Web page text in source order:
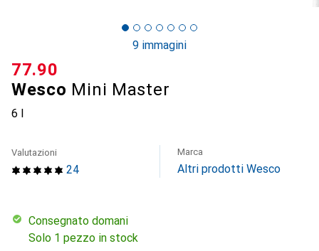
9 immagini
Wesco Mini Master
6 l
CHF
77.90
24
Valutazioni Marca
Altri prodotti Wesco
Consegnato domani
Solo 1 pezzo in stock